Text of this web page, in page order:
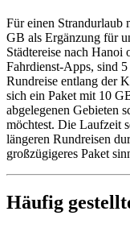
Für einen
GB als Ergänzung für
Städtereise nach
Fahrdienst-Apps, sind
Rundreise entlang der
sich ein Paket mit 10
abgelegenen Gebieten
möchtest. Die Laufzeit
längeren Rundreisen
großzügigeres Paket
Häufig